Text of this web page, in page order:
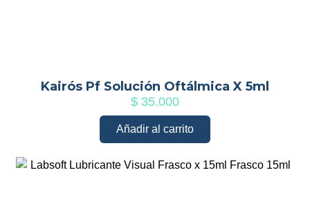
Kairós Pf Solución Oftálmica X 5ml
$ 35.000
Añadir al carrito